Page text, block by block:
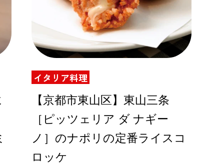
イタリア料理
【京都市東山区】東山三条
［ピッツェリア ダ ナギー
ノ］のナポリの定番ライスコ
ロッケ